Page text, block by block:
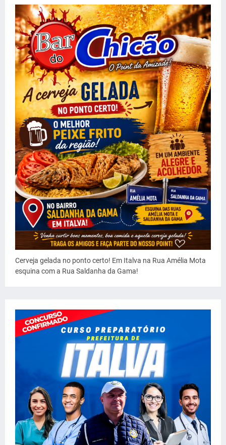
Cerveja gelada no ponto certo! Em Italva na Rua Amélia Mota
esquina com a Rua Saldanha da Gama!